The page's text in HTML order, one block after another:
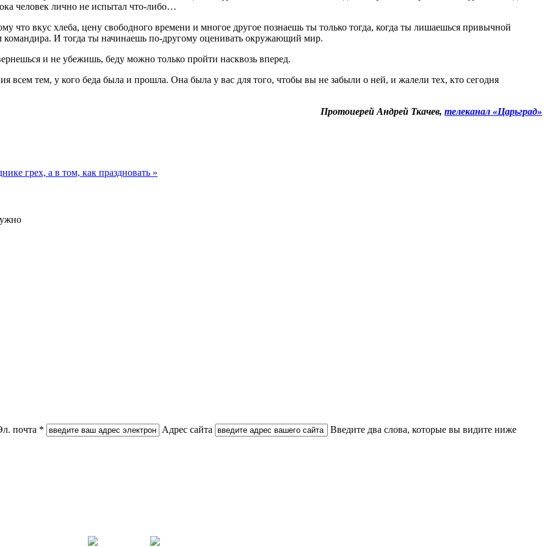
человек лично не испытал что-либо…
вкус хлеба, цену свободного времени и многое другое познаешь ты только тогда, когда ты лишаешься привычной
И тогда ты начинаешь по-другому оценивать окружающий мир.
и не убежишь, беду можно только пройти насквозь вперед.
всем тем, у кого беда была и прошла. Она была у вас для того, чтобы вы не забыли о ней, и жалели тех, кто сегодня
Протоиерей Андрей Ткачев, телеканал «Царьград»
грех, а в том, как праздновать »
почта * Адрес сайта Введите два слова, которые вы видите ниже